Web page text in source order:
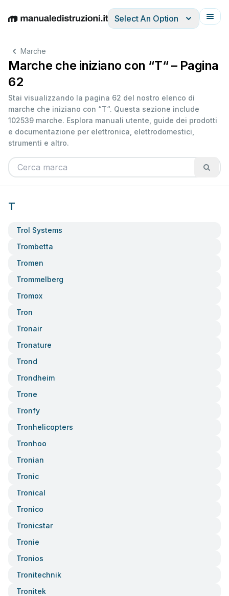
EnglishDeutschEspañolItalianoFrançais
Select An Option
Marche
Marche che iniziano con “T“ – Pagina
62
Stai visualizzando la pagina 62 del nostro elenco di
marche che iniziano con “T“. Questa sezione include
102539 marche. Esplora manuali utente, guide dei prodotti
e documentazione per elettronica, elettrodomestici,
strumenti e altro.
T
Trol Systems
Trombetta
Tromen
Trommelberg
Tromox
Tron
Tronair
Tronature
Trond
Trondheim
Trone
Tronfy
Tronhelicopters
Tronhoo
Tronian
Tronic
Tronical
Tronico
Tronicstar
Tronie
Tronios
Tronitechnik
Tronitek